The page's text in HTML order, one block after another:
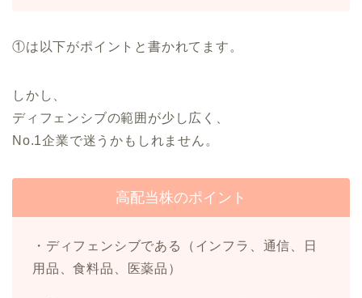
①は以下がポイントと書かれてます。
しかし、
ディフェンシブの範囲が少し広く、
No.1企業で迷うかもしれません。
高配当株のポイント
・ディフェンシブである（インフラ、通信、日
用品、食料品、医薬品）